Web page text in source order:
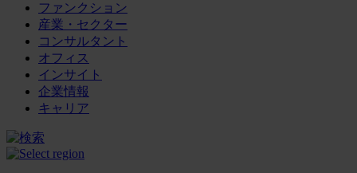
ファンクション
産業・セクター
コンサルタント
オフィス
インサイト
企業情報
キャリア